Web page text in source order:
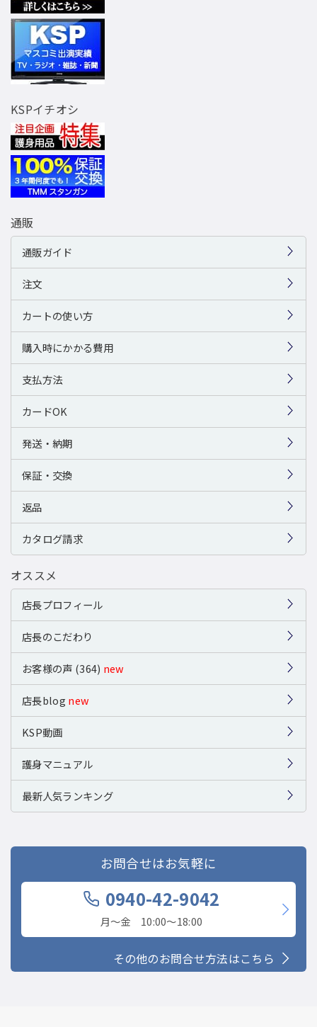
KSPイチオシ
通販
通販ガイド
注文
カートの使い方
購入時にかかる費用
支払方法
カードOK
発送・納期
保証・交換
返品
カタログ請求
オススメ
店長プロフィール
店長のこだわり
お客様の声 (364) new
店長blog new
KSP動画
護身マニュアル
最新人気ランキング
お問合せはお気軽に
0940-42-9042
月〜金 10:00〜18:00
その他のお問合せ方法はこちら